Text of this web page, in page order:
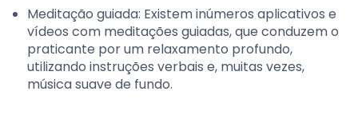
Meditação guiada: Existem inúmeros aplicativos e
vídeos com meditações guiadas, que conduzem o
praticante por um relaxamento profundo,
utilizando instruções verbais e, muitas vezes,
música suave de fundo.